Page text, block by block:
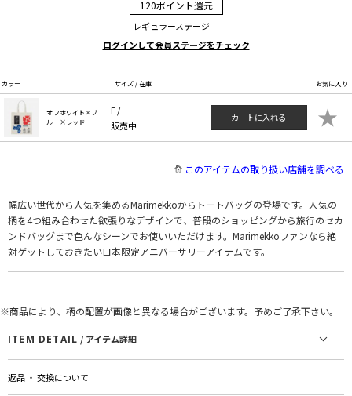
120ポイント還元
レギュラーステージ
ログインして会員ステージをチェック
カラー サイズ / 在庫 お気に入り
オフホワイト×ブ
ルー×レッド
F /
販売中
カートに入れる ★
このアイテムの取り扱い店舗を調べる
幅広い世代から人気を集めるMarimekkoからトートバッグの登場です。人気の
柄を4つ組み合わせた欲張りなデザインで、普段のショッピングから旅行のセカ
ンドバッグまで色んなシーンでお使いいただけます。Marimekkoファンなら絶
対ゲットしておきたい日本限定アニバーサリーアイテムです。
※商品により、柄の配置が画像と異なる場合がございます。予めご了承下さい。
ITEM DETAIL / アイテム詳細
返品 ・ 交換について